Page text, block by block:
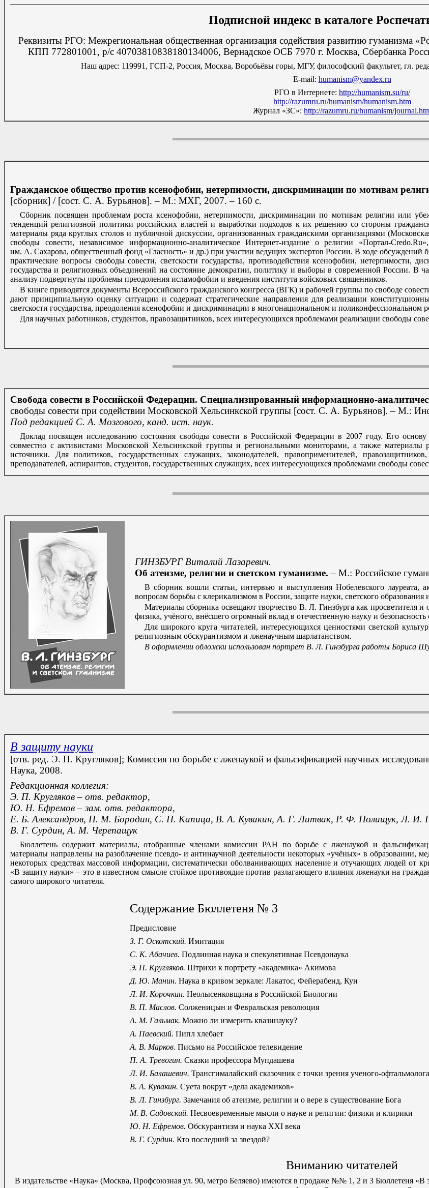
Подписной индекс в каталоге
Реквизиты РГО: Межрегиональная общественная организация содействия развитию гуманизма
КПП 772801001, р/с 40703810838180134006, Вернадское ОСБ 7970 г. Москва, Сбербанка
Наш адрес: 119991, ГСП-2, Россия, Москва, Воробьёвы горы, МГУ, философский факультет, гл.
E-mail: humanism@yandex.ru
РГО в Интернете: http://humanism.su/ru/
http://razumru.ru/humanism/humanism.htm
Журнал «ЗС»: http://razumru.ru/humanism/
Гражданское общество против ксенофобии, нетерпимости, дискриминации по мотивам
[сборник] / [сост. С. А. Бурьянов]. – М.: МХГ, 2007. – 160 с.
Сборник посвящен проблемам роста ксенофобии, нетерпимости, дискриминации по мотивам религии или
тенденций религиозной политики российских властей и выработки подходов к их решению со стороны
материалы ряда круглых столов и публичной дискуссии, организованных гражданскими организациями
свободы совести, независимое информационно-аналитическое Интернет-издание о религии «Портал-
им. А. Сахарова, общественный фонд «Гласность» и др.) при участии ведущих экспертов России. В ходе обсуждений
практические вопросы свободы совести, светскости государства, противодействия ксенофобии, нетерпимости,
государства и религиозных объединений на состояние демократии, политику и выборы в современной России. В
анализу подвергнуты проблемы преодоления исламофобии и введения института войсковых священников.
В книге приводятся документы Всероссийского гражданского конгресса (ВГК) и рабочей группы по свободе
дают принципиальную оценку ситуации и содержат стратегические направления для реализации
светскости государства, преодоления ксенофобии и дискриминации в многонациональном и поликонфессиональном
Для научных работников, студентов, правозащитников, всех интересующихся проблемами реализации свободы
Свобода совести в Российской Федерации. Специализированный информационно-
свободы совести при содействии Московской Хельсинкской группы [сост. С. А. Бурьянов]. – М.:
Под редакцией С. А. Мозгового, канд. ист. наук.
Доклад посвящен исследованию состояния свободы совести в Российской Федерации в 2007 году. Его
совместно с активистами Московской Хельсинкской группы и региональными мониторами, а также материалы
источники. Для политиков, государственных служащих, законодателей, правоприменителей,
преподавателей, аспирантов, студентов, государственных служащих, всех интересующихся проблемами свободы
ГИНЗБУРГ Виталий Лазаревич.
Об атеизме, религии и светском гуманизме. – М.: Российское
В сборник вошли статьи, интервью и выступления Нобелевского лауреата,
вопросам борьбы с клерикализмом в России, защите науки, светского образования
Материалы сборника освещают творчество В. Л. Гинзбурга как просветителя
физика, учёного, внёсшего огромный вклад в отечественную науку и безопасность
Для широкого круга читателей, интересующихся ценностями светской
религиозным обскурантизмом и лженаучным шарлатанством.
В оформлении обложки использован портрет В. Л. Гинзбурга работы Бориса
В защиту науки
[отв. ред. Э. П. Кругляков]; Комиссия по борьбе с лженаукой и фальсификацией научных
Наука, 2008.
Редакционная коллегия:
Э. П. Кругляков – отв. редактор,
Ю. Н. Ефремов – зам. отв. редактора,
Е. Б. Александров, П. М. Бородин, С. П. Капица, В. А. Кувакин, А. Г. Литвак, Р. Ф. Полищук, Л. И.
В. Г. Сурдин, А. М. Черепащук
Бюллетень содержит материалы, отобранные членами комиссии РАН по борьбе с лженаукой и
материалы направлены на разоблачение псевдо- и антинаучной деятельности некоторых «учёных» в образовании,
некоторых средствах массовой информации, систематически оболванивающих население и отучающих людей от
«В защиту науки» – это в известном смысле стойкое противоядие против разлагающего влияния лженауки на
самого широкого читателя.
Содержание Бюллетеня № 3
Предисловие
З. Г. Оскотский. Имитация
С. К. Абачиев. Подлинная наука и спекулятивная Псевдонаука
Э. П. Кругляков. Штрихи к портрету «академика» Акимова
Д. Ю. Манин. Наука в кривом зеркале: Лакатос, Фейерабенд, Кун
Л. И. Корочкин. Неолысенковщина в Российской Биологии
В. П. Маслов. Солженицын и Февральская революция
А. М. Гальмак. Можно ли измерить квазинауку?
А. Паевский. Пипл хлебает
A. В. Марков. Письмо на Российское телевидение
П. А. Тревогин. Сказки профессора Мупдашева
Л. И. Балашевич. Трансгималайский сказочник с точки зрения ученого-офтальмолога
B. А. Кувакин. Суета вокрут «дела академиков»
В. Л. Гинзбург. Замечания об атеизме, религии и о вере в существование Бога
М. В. Садовский. Несвоевременные мысли о науке и религии: физики и клирики
Ю. Н. Ефремов. Обскурантизм и наука XXI века
В. Г. Сурдин. Кто последний за звездой?
Вниманию читателей
В издательстве «Наука» (Москва, Профсоюзная ул. 90, метро Беляево) имеются в продаже №№ 1, 2 и 3 Бюллетеня